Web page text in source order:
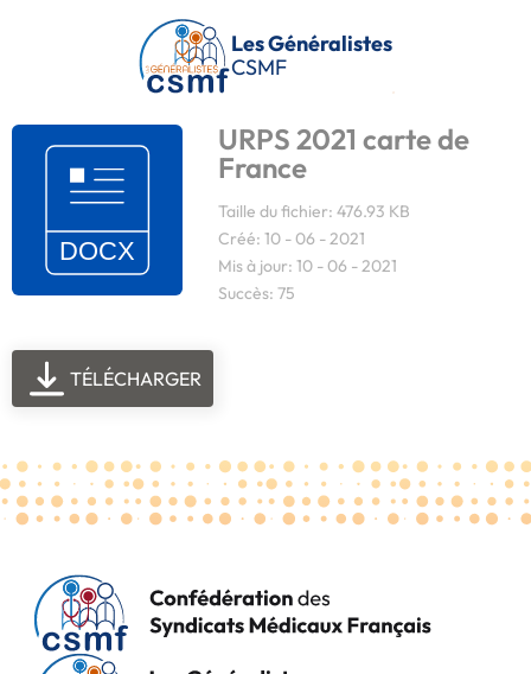
Passer au contenu principal
Les Généralistes
CSMF
URPS 2021 carte de
France
Taille du fichier: 476.93 KB
Créé: 10 - 06 - 2021
Mis à jour: 10 - 06 - 2021
Succès: 75
TÉLÉCHARGER